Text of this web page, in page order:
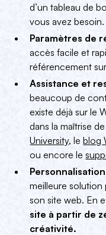
d’un tableau de
vous avez besoin.
Paramètres de
accès facile et
référencement
Assistance et
beaucoup de
existe déjà sur le
dans la maîtrise
University, leblog
ou encore le
meilleure
son site web. En
site à partir de
créativité.